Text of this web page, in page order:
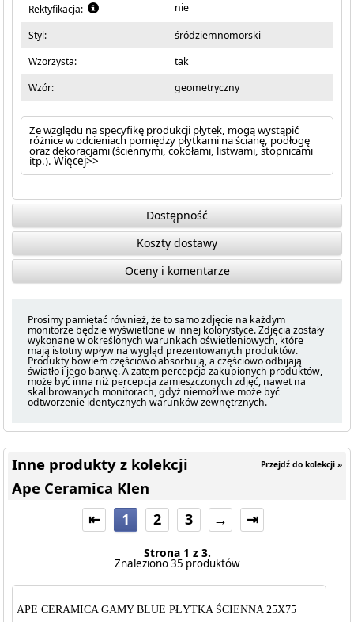
Rektyfikacja: nie
Styl:
śródziemnomorski
Wzorzysta:
tak
Wzór:
geometryczny
Ze względu na specyfikę produkcji płytek, mogą wystąpić
różnice w odcieniach pomiędzy płytkami na ścianę, podłogę
oraz dekoracjami (ściennymi, cokołami, listwami, stopnicami
itp.).Więcej>>
Dostępność
Koszty dostawy
Oceny i komentarze
Prosimy pamiętać również, że to samo zdjęcie na każdym
monitorze będzie wyświetlone w innej kolorystyce. Zdjęcia zostały
wykonane w określonych warunkach oświetleniowych, które
mają istotny wpływ na wygląd prezentowanych produktów.
Produkty bowiem częściowo absorbują, a częściowo odbijają
światło i jego barwę. A zatem percepcja zakupionych produktów,
może być inna niż percepcja zamieszczonych zdjęć, nawet na
skalibrowanych monitorach, gdyż niemożliwe może być
odtworzenie identycznych warunków zewnętrznych.
Przejdź do kolekcji »
Inne produkty z kolekcji
Ape Ceramica Klen
⇤ 1 2 3 → ⇥
Strona 1 z 3.
Znaleziono 35 produktów
APE CERAMICA GAMY BLUE PŁYTKA ŚCIENNA 25X75